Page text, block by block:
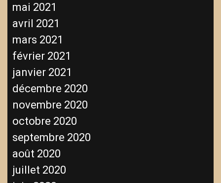
mai 2021
avril 2021
mars 2021
février 2021
janvier 2021
décembre 2020
novembre 2020
octobre 2020
septembre 2020
août 2020
juillet 2020